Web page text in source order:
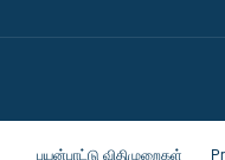
பயன்பாட்டு விதிமுறைகள்